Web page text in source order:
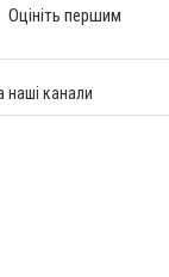
Оцініть першим
наші канали